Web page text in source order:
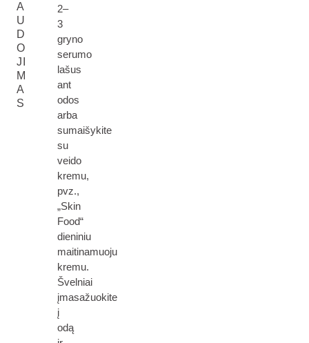
A
U
D
O
JI
M
A
S
2–
3
gryno
serumo
lašus
ant
odos
arba
sumaišykite
su
veido
kremu,
pvz.,
„Skin
Food“
dieniniu
maitinamuoju
kremu.
Švelniai
įmasažuokite
į
odą